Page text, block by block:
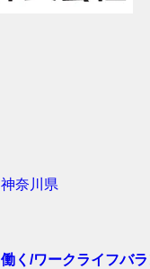
神奈川県
く/ワークライフバ